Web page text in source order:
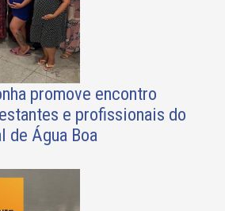
promove encontro
e profissionais do
de Água Boa